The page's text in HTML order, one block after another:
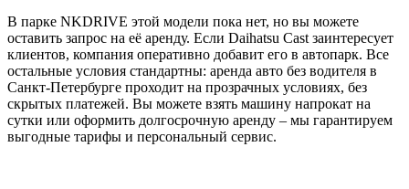
В парке NKDRIVE этой модели пока нет, но вы можете
оставить запрос на её аренду. Если Daihatsu Cast заинтересует
клиентов, компания оперативно добавит его в автопарк. Все
остальные условия стандартны: аренда авто без водителя в
Санкт-Петербурге проходит на прозрачных условиях, без
скрытых платежей. Вы можете взять машину напрокат на
сутки или оформить долгосрочную аренду – мы гарантируем
выгодные тарифы и персональный сервис.